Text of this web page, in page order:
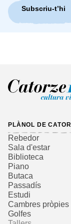
Subscriu-t’hi
PLÀNOL DE
Rebedor
Sala d'estar
Biblioteca
Piano
Butaca
Passadís
Estudi
Cambres pròpies
Golfes